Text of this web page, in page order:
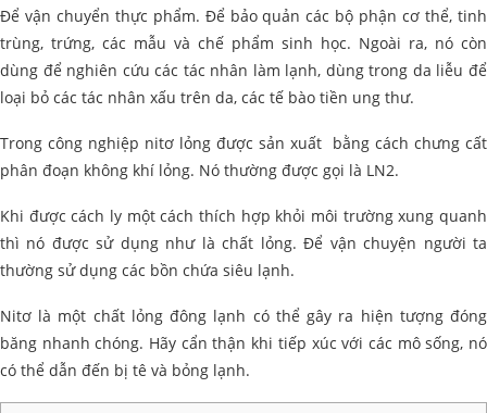
Để vận chuyển thực phẩm. Để bảo quản các bộ phận cơ thể, tinh
trùng, trứng, các mẫu và chế phẩm sinh học. Ngoài ra, nó còn
dùng để nghiên cứu các tác nhân làm lạnh, dùng trong da liễu để
loại bỏ các tác nhân xấu trên da, các tế bào tiền ung thư.
Trong công nghiệp nitơ lỏng được sản xuất bằng cách chưng cất
phân đoạn không khí lỏng. Nó thường được gọi là LN2.
Khi được cách ly một cách thích hợp khỏi môi trường xung quanh
thì nó được sử dụng như là chất lỏng. Để vận chuyện người ta
thường sử dụng các bồn chứa siêu lạnh.
Nitơ là một chất lỏng đông lạnh có thể gây ra hiện tượng đóng
băng nhanh chóng. Hãy cẩn thận khi tiếp xúc với các mô sống, nó
có thể dẫn đến bị tê và bỏng lạnh.